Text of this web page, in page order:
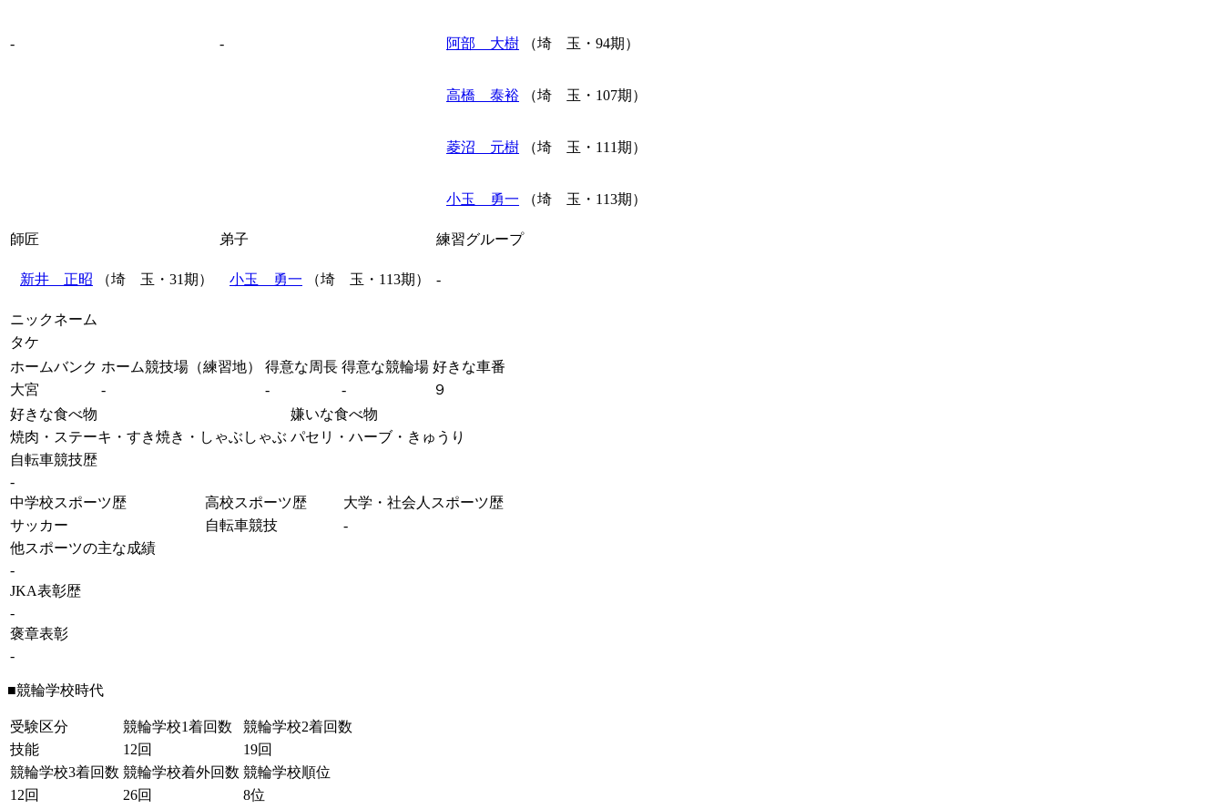
- - 阿部 大樹 （埼 玉・94期）
高橋 泰裕 （埼 玉・107期）
菱沼 元樹 （埼 玉・111期）
小玉 勇一 （埼 玉・113期）
師匠 弟子 練習グループ
新井 正昭 （埼 玉・31期） 小玉 勇一 （埼 玉・113期） -
ニックネーム
タケ
ホームバンク ホーム競技場（練習地） 得意な周長 得意な競輪場 好きな車番
大宮
- - -
９
好きな食べ物
嫌いな食べ物
焼肉・ステーキ・すき焼き・しゃぶしゃぶ パセリ・ハーブ・きゅうり
自転車競技歴
-
中学校スポーツ歴
高校スポーツ歴
大学・社会人スポーツ歴
サッカー
自転車競技
-
他スポーツの主な成績
-
JKA表彰歴
-
褒章表彰
-
■競輪学校時代
受験区分 競輪学校1着回数
競輪学校2着回数
技能
12回
19回
競輪学校3着回数 競輪学校着外回数 競輪学校順位
12回
26回
8位